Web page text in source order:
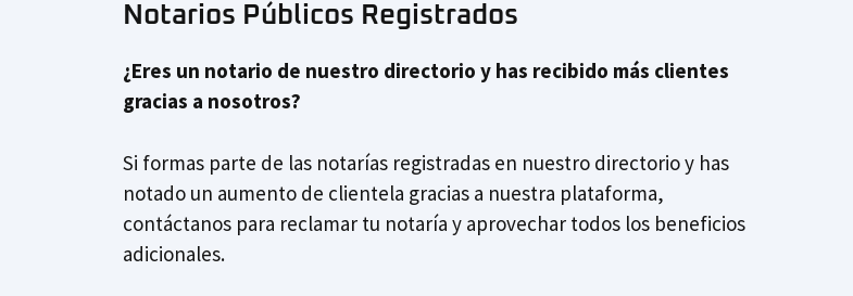
Notarios Públicos Registrados
¿Eres un notario de nuestro directorio y has recibido más clientes
gracias a nosotros?
Si formas parte de las notarías registradas en nuestro directorio y has
notado un aumento de clientela gracias a nuestra plataforma,
contáctanos para reclamar tu notaría y aprovechar todos los beneficios
adicionales.